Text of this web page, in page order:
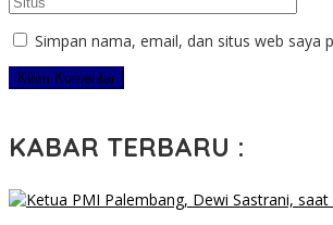
Simpan nama, email, dan situs web saya
KABAR TERBARU :